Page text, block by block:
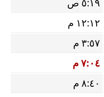
٥:١٩ ص
١٢:١٢ م
٣:٥٧ م
٧:٠٤ م
٨:٤٠ م